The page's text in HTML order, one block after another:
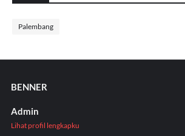
Palembang
BENNER
Admin
Lihat profil lengkapku